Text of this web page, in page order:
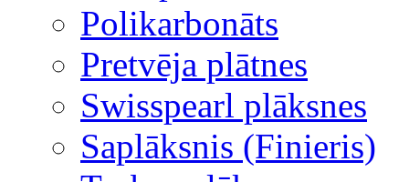
Polikarbonāts
Pretvēja plātnes
Swisspearl plāksnes
Saplāksnis (Finieris)